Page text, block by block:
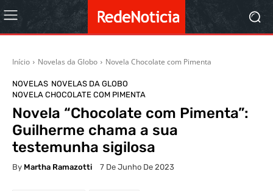
Início Novelas da Globo Novela Chocolate com Pimenta
NOVELAS NOVELAS DA GLOBO
NOVELA CHOCOLATE COM PIMENTA
Novela “Chocolate com Pimenta”:
Guilherme chama a sua
testemunha sigilosa
By Martha Ramazotti 7 De Junho De 2023